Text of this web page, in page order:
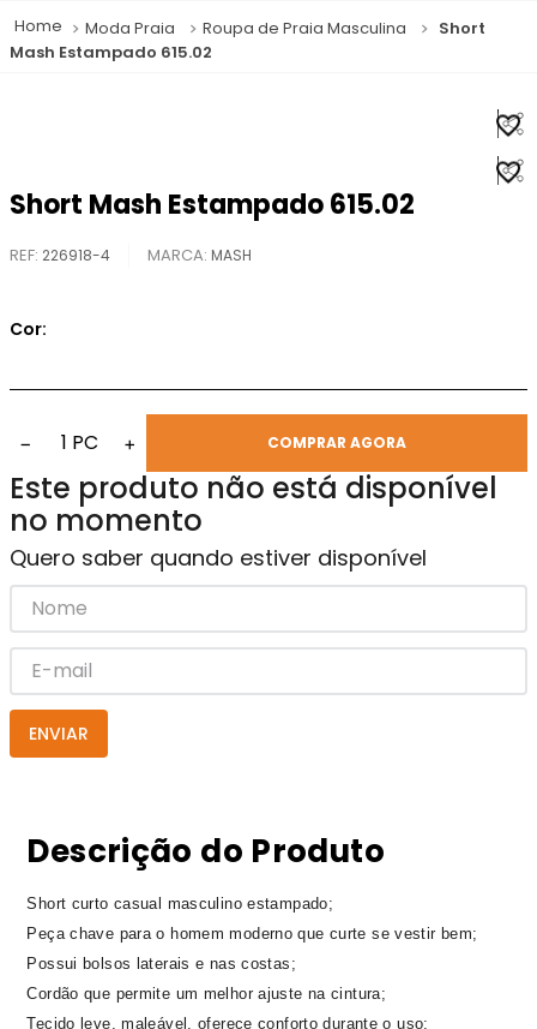
Moda Praia Roupa de Praia Masculina
Short
Mash Estampado 615.02
Short Mash Estampado 615.02
REF: 226918-4 MASH
Cor:
− 1 PC + COMPRAR AGORA
Este produto não está disponível
no momento
Quero saber quando estiver disponível
ENVIAR
Descrição do Produto
Short curto casual masculino estampado;
Peça chave para o homem moderno que curte se vestir bem;
Possui bolsos laterais e nas costas;
Cordão que permite um melhor ajuste na cintura;
Tecido leve, maleável, oferece conforto durante o uso;